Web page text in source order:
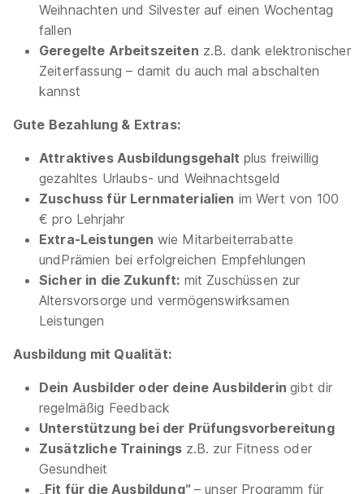
Weihnachten und Silvester auf einen Wochentag
fallen
Geregelte Arbeitszeiten z.B. dank elektronischer
Zeiterfassung – damit du auch mal abschalten
kannst
Gute Bezahlung & Extras:
Attraktives Ausbildungsgehalt plus freiwillig
gezahltes Urlaubs- und Weihnachtsgeld
Zuschuss für Lernmaterialien im Wert von 100
€ pro Lehrjahr
Extra-Leistungen wie Mitarbeiterrabatte
undPrämien bei erfolgreichen Empfehlungen
Sicher in die Zukunft: mit Zuschüssen zur
Altersvorsorge und vermögenswirksamen
Leistungen
Ausbildung mit Qualität:
Dein Ausbilder oder deine Ausbilderingibt dir
regelmäßig Feedback
Unterstützung bei der Prüfungsvorbereitung
Zusätzliche Trainings z.B. zur Fitness oder
Gesundheit
„Fit für die Ausbildung“ – unser Programm für